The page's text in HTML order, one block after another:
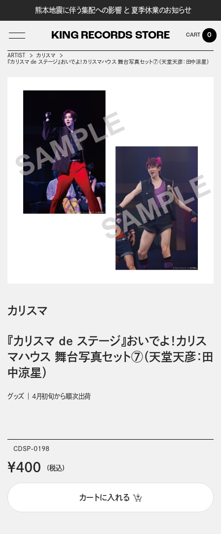
熊本地震に伴う集配への影響 と 夏季休業のお知らせ
KING RECORDS STORE 0
ARTIST
カリスマ
『カリスマ de ステージ』おいでよ！カリスマハウス 舞台写真セット⑦（天堂天彦：田中涼星）
カリスマ
『カリスマ de ステージ』おいでよ！カリス
マハウス 舞台写真セット⑦（天堂天彦：田
中涼星）
グッズ 4月初旬から順次出荷
CDSP-0198
￥400 (税込)
カートに入れる